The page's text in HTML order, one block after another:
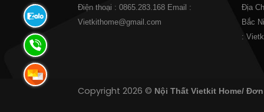
Điện thoại : 0865.283.168 Email :
Vietkithome@gmail.com
Địa
Bắc
:
Copyright 2026 © Nội Thất Vietkit Home/
Facebook
Zalo:
0865.283.168
Hotline:
0865.283.168
Hotline:
0865.283.168